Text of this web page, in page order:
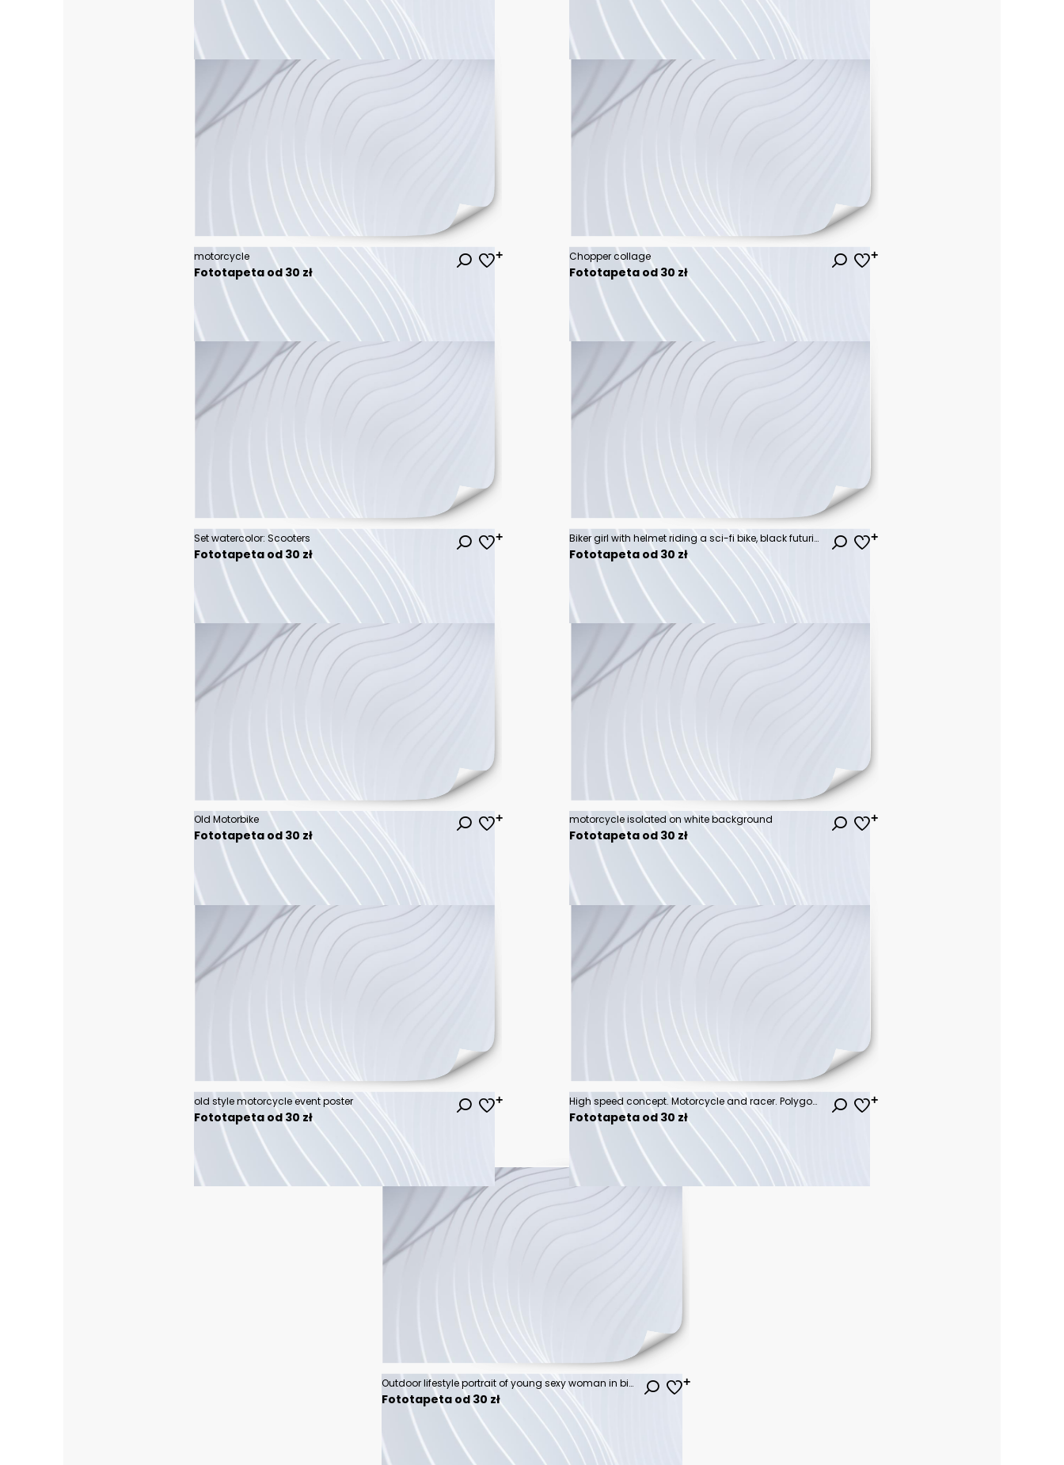
motorcycle
Fototapeta od 30 zł
Chopper collage
Fototapeta od 30 zł
Set watercolor: Scooters
Fototapeta od 30 zł
Biker girl with helmet riding a sci-fi bike, black futuristic motorcycle isolated on white background, 3D rendering
Fototapeta od 30 zł
Old Motorbike
Fototapeta od 30 zł
motorcycle isolated on white background
Fototapeta od 30 zł
old style motorcycle event poster
Fototapeta od 30 zł
High speed concept. Motorcycle and racer. Polygonal wireframe mesh on blue night sky with dots, stars and looks like constellation. Illustration or background. Sport vector wireframe concept
Fototapeta od 30 zł
Outdoor lifestyle portrait of young sexy woman in bikini sitting on a vintage custom motorcycle
Fototapeta od 30 zł